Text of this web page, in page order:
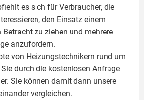
es sich für Verbraucher, die
den Einsatz einem
zu ziehen und mehrere
anzufordern.
von Heizungstechnikern rund um
durch die kostenlosen Anfrage
Sie können damit dann unsere
vergleichen.